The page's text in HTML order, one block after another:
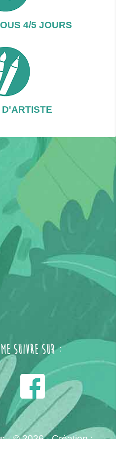
4/5 JOURS
suivre sur :
- © 2026 -Création :